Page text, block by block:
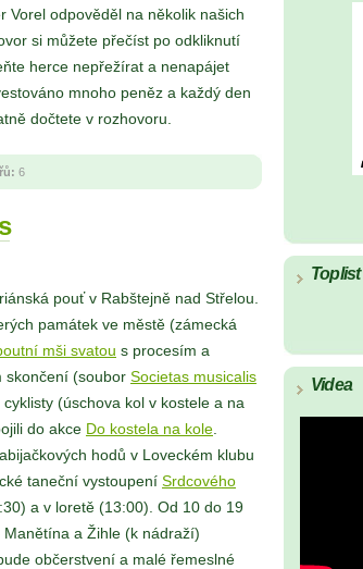
Toplist
Videa
Vorel odpověděl na několik našich
si můžete přečíst po odkliknutí
herce nepřežírat a nenapájet
mnoho peněz a každý den
dočtete v rozhovoru.
6
pouť v Rabštejně nad Střelou.
památek ve městě (zámecká
mši svatou s procesím a
skončení (soubor Societas musicalis
(úschova kol v kostele a na
do akce Do kostela na kole.
hodů v Loveckém klubu
taneční vystoupení Srdcového
a v loretě (13:00). Od 10 do 19
a Žihle (k nádraží)
občerstvení a malé řemeslné